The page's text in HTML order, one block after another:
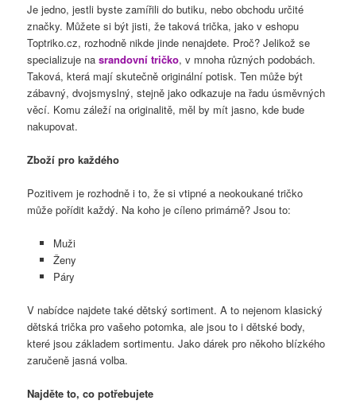
Je jedno, jestli byste zamířili do butiku, nebo obchodu určité
značky. Můžete si být jisti, že taková trička, jako v eshopu
Toptriko.cz, rozhodně nikde jinde nenajdete. Proč? Jelikož se
specializuje nasrandovní tričko, v mnoha různých podobách.
Taková, která mají skutečně originální potisk. Ten může být
zábavný, dvojsmyslný, stejně jako odkazuje na řadu úsměvných
věcí. Komu záleží na originalitě, měl by mít jasno, kde bude
nakupovat.
Zboží pro každého
Pozitivem je rozhodně i to, že si vtipné a neokoukané tričko
může pořídit každý. Na koho je cíleno primárně? Jsou to:
Muži
Ženy
Páry
V nabídce najdete také dětský sortiment. A to nejenom klasický
dětská trička pro vašeho potomka, ale jsou to i dětské body,
které jsou základem sortimentu. Jako dárek pro někoho blízkého
zaručeně jasná volba.
Najděte to, co potřebujete